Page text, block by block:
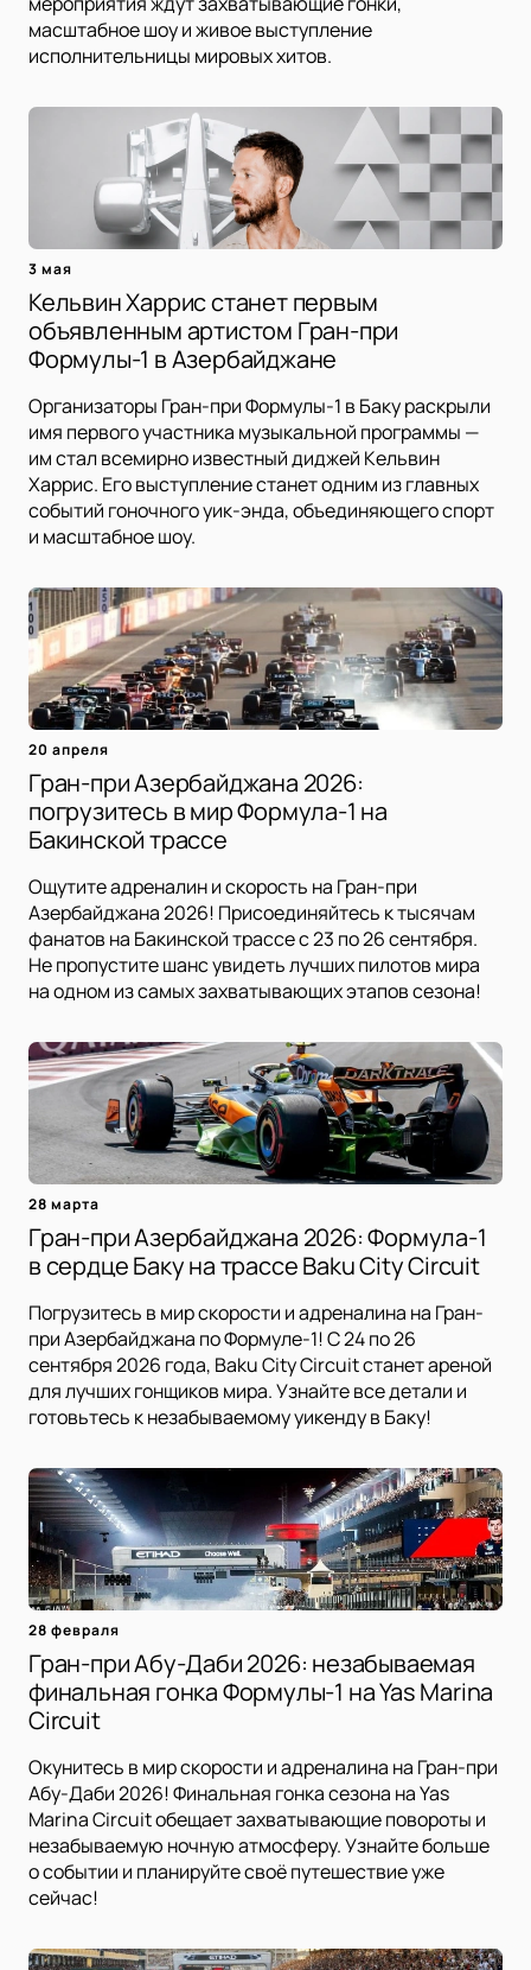
масштабное шоу и живое выступление
исполнительницы мировых хитов.
3 мая
Кельвин Харрис станет первым
объявленным артистом Гран-при
Формулы-1 в Азербайджане
Организаторы Гран-при Формулы-1 в Баку раскрыли
имя первого участника музыкальной программы —
им стал всемирно известный диджей Кельвин
Харрис. Его выступление станет одним из главных
событий гоночного уик-энда, объединяющего спорт
и масштабное шоу.
20 апреля
Гран-при Азербайджана 2026:
погрузитесь в мир Формула-1 на
Бакинской трассе
Ощутите адреналин и скорость на Гран-при
Азербайджана 2026! Присоединяйтесь к тысячам
фанатов на Бакинской трассе с 23 по 26 сентября.
Не пропустите шанс увидеть лучших пилотов мира
на одном из самых захватывающих этапов сезона!
28 марта
Гран-при Азербайджана 2026: Формула-1
в сердце Баку на трассе Baku City Circuit
Погрузитесь в мир скорости и адреналина на Гран-
при Азербайджана по Формуле-1! С 24 по 26
сентября 2026 года, Baku City Circuit станет ареной
для лучших гонщиков мира. Узнайте все детали и
готовьтесь к незабываемому уикенду в Баку!
28 февраля
Гран-при Абу-Даби 2026: незабываемая
финальная гонка Формулы-1 на Yas Marina
Circuit
Окунитесь в мир скорости и адреналина на Гран-при
Абу-Даби 2026! Финальная гонка сезона на Yas
Marina Circuit обещает захватывающие повороты и
незабываемую ночную атмосферу. Узнайте больше
о событии и планируйте своё путешествие уже
сейчас!